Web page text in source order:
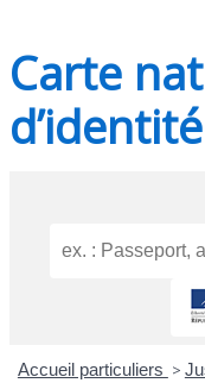
Carte
d’identité
Accueil particuliers >